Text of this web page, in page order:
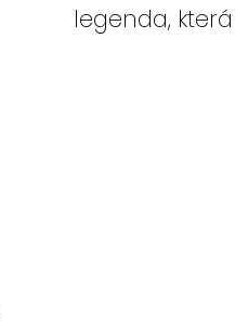
legenda,